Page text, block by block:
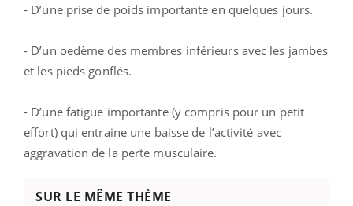
- D’une prise de poids importante en quelques jours.
- D’un oedème des membres inférieurs avec les jambes
et les pieds gonflés.
- D’une fatigue importante (y compris pour un petit
effort) qui entraine une baisse de l’activité avec
aggravation de la perte musculaire.
SUR LE MÊME THÈME